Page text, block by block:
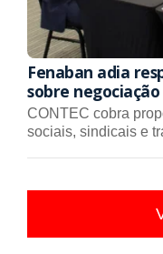
Fenaban adia
sobre
CONTEC cobra
sociais, sindicais e